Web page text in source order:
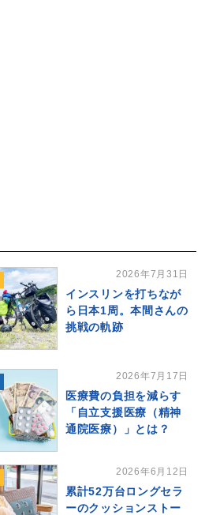
2026年7月31日
インスリンを打ちなが
ら日本1周。本間さんの
挑戦の軌跡
2026年7月17日
医療費の負担を減らす
「自立支援医療（精神
通院医療）」とは？
2026年6月12日
累計52万台ロングセラ
ーのクッションストー